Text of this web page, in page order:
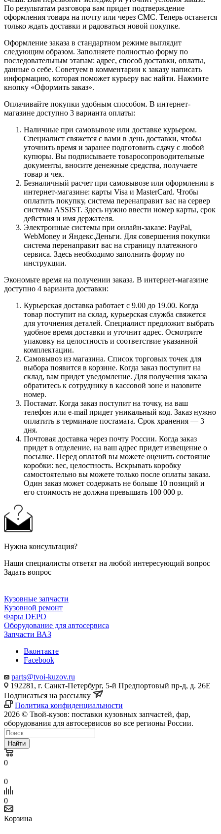
По результатам разговора вам придет подтверждение
оформления товара на почту или через СМС. Теперь останется
только ждать доставки и радоваться новой покупке.
Оформление заказа в стандартном режиме выглядит
следующим образом. Заполняете полностью форму по
последовательным этапам: адрес, способ доставки, оплаты,
данные о себе. Советуем в комментарии к заказу написать
информацию, которая поможет курьеру вас найти. Нажмите
кнопку «Оформить заказ».
Оплачивайте покупки удобным способом. В интернет-
магазине доступно 3 варианта оплаты:
Наличные при самовывозе или доставке курьером.
Специалист свяжется с вами в день доставки, чтобы
уточнить время и заранее подготовить сдачу с любой
купюры. Вы подписываете товаросопроводительные
документы, вносите денежные средства, получаете
товар и чек.
Безналичный расчет при самовывозе или оформлении в
интернет-магазине: карты Visa и MasterCard. Чтобы
оплатить покупку, система перенаправит вас на сервер
системы ASSIST. Здесь нужно ввести номер карты, срок
действия и имя держателя.
Электронные системы при онлайн-заказе: PayPal,
WebMoney и Яндекс.Деньги. Для совершения покупки
система перенаправит вас на страницу платежного
сервиса. Здесь необходимо заполнить форму по
инструкции.
Экономьте время на получении заказа. В интернет-магазине
доступно 4 варианта доставки:
Курьерская доставка работает с 9.00 до 19.00. Когда
товар поступит на склад, курьерская служба свяжется
для уточнения деталей. Специалист предложит выбрать
удобное время доставки и уточнит адрес. Осмотрите
упаковку на целостность и соответствие указанной
комплектации.
Самовывоз из магазина. Список торговых точек для
выбора появится в корзине. Когда заказ поступит на
склад, вам придет уведомление. Для получения заказа
обратитесь к сотруднику в кассовой зоне и назовите
номер.
Постамат. Когда заказ поступит на точку, на ваш
телефон или e-mail придет уникальный код. Заказ нужно
оплатить в терминале постамата. Срок хранения — 3
дня.
Почтовая доставка через почту России. Когда заказ
придет в отделение, на ваш адрес придет извещение о
посылке. Перед оплатой вы можете оценить состояние
коробки: вес, целостность. Вскрывать коробку
самостоятельно вы можете только после оплаты заказа.
Один заказ может содержать не больше 10 позиций и
его стоимость не должна превышать 100 000 р.
Нужна консультация?
Наши специалисты ответят на любой интересующий вопрос
Задать вопрос
Кузовные запчасти
Кузовной ремонт
Фары DEPO
Оборудование для автосервиса
Запчасти ВАЗ
Вконтакте
Facebook
parts@tvoi-kuzov.ru
192281, г. Санкт-Петербург, 5-й Предпортовый пр-д, д. 26Е
Подписаться на рассылку
Политика конфиденциальности
2026 © Твой-кузов: поставки кузовных запчастей, фар,
оборудования для автосервисов во все регионы России.
Найти
0
0
0
Корзина